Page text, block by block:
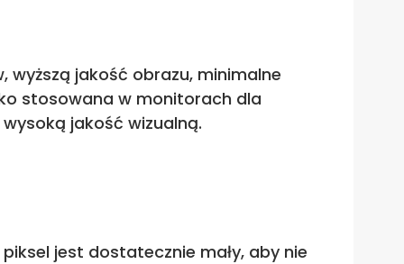
wyższą jakość obrazu, minimalne
stosowana w monitorach dla
jakość wizualną.
jest dostatecznie mały, aby nie